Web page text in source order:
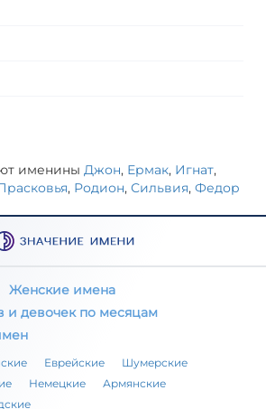
именины Джон, Ермак, Игнат,
, Родион, Сильвия, Федор
Женские имена
и девочек по месяцам
Еврейские
Шумерские
Немецкие
Армянские